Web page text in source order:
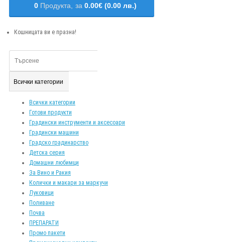
0 Продукта, за 0.00€ (0.00 лв.)
Кошницата ви е празна!
Всички категории
Всички категории
Готови продукти
Градински инструменти и аксесоари
Градински машини
Градско градинарство
Детска серия
Домашни любимци
За Вино и Ракия
Колички и макари за маркучи
Луковици
Поливане
Почва
ПРЕПАРАТИ
Промо пакети